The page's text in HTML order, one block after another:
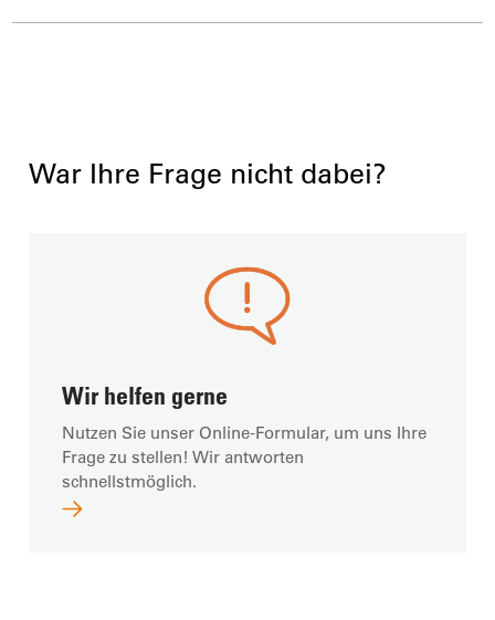
War Ihre Frage nicht dabei?
Wir helfen gerne
Nutzen Sie unser Online-Formular, um uns Ihre
Frage zu stellen! Wir antworten
schnellstmöglich.